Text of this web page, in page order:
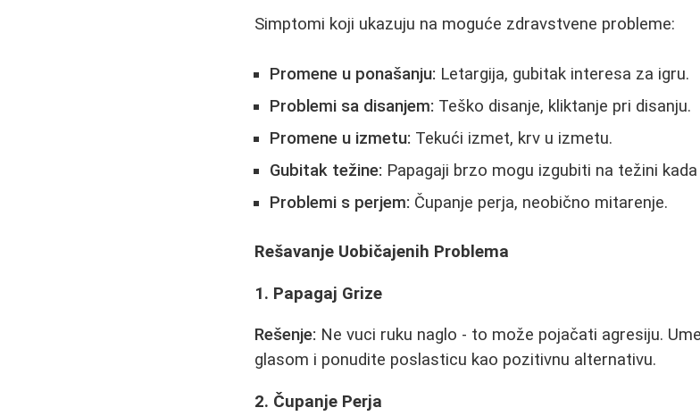
Simptomi koji ukazuju na moguće zdravstvene probleme:
Promene u ponašanju: Letargija, gubitak interesa za igru.
Problemi sa disanjem: Teško disanje, kliktanje pri disanju.
Promene u izmetu: Tekući izmet, krv u izmetu.
Gubitak težine: Papagaji brzo mogu izgubiti na težini
Problemi s perjem: Čupanje perja, neobično mitarenje.
Rešavanje Uobičajenih Problema
1. Papagaj Grize
Rešenje: Ne vuci ruku naglo - to može pojačati agresiju.
glasom i ponudite poslasticu kao pozitivnu alternativu.
2. Čupanje Perja